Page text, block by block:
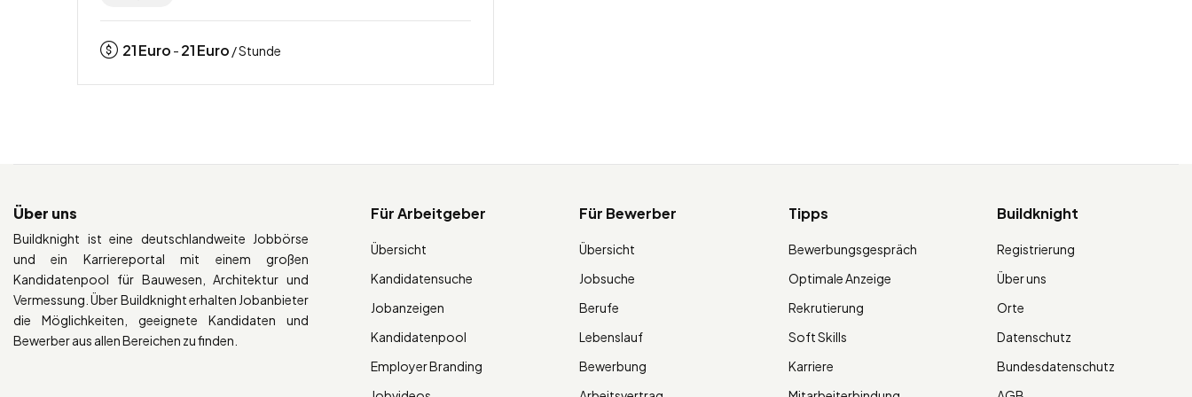
21Euro - 21Euro / Stunde
Über uns
Buildknight ist eine deutschlandweite Jobbörse
und ein Karriereportal mit einem großen
Kandidatenpool für Bauwesen, Architektur und
Vermessung. Über Buildknight erhalten Jobanbieter
die Möglichkeiten, geeignete Kandidaten und
Bewerber aus allen Bereichen zu finden.
Für Arbeitgeber
Übersicht
Kandidatensuche
Jobanzeigen
Kandidatenpool
Employer Branding
Für Bewerber
Übersicht
Jobsuche
Berufe
Lebenslauf
Bewerbung
Tipps
Bewerbungsgespräch
Optimale Anzeige
Rekrutierung
Soft Skills
Karriere
Buildknight
Registrierung
Über uns
Orte
Datenschutz
Bundesdatenschutz